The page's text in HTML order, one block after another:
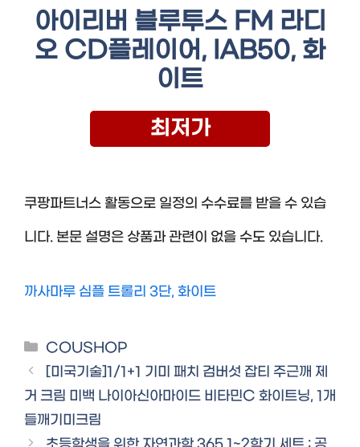
아이리버 블루투스 FM 라디
오 CD플레이어, IAB50, 화
이트
최저가
쿠팡파트너스 활동으로 일정의 수수료를 받을 수 있습
니다. 본문 설명은 상품과 관련이 없을 수도 있습니다.
까사마루 심플 트롤리 3단, 화이트
Categories
COUSHOP
[미국기술]1/1+1 기미 패치 검버섯 잡티 주근깨 제
거 크림 미백 나이아신아마이드 비타민C 화이트닝, 1개
들깨기미크림